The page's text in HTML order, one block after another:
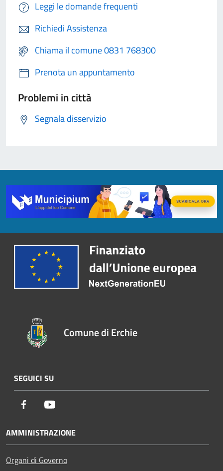
Leggi le domande frequenti
Richiedi Assistenza
Chiama il comune 0831 768300
Prenota un appuntamento
Problemi in città
Segnala disservizio
Comune di Erchie
SEGUICI SU
Facebook
AMMINISTRAZIONE
Organi di Governo